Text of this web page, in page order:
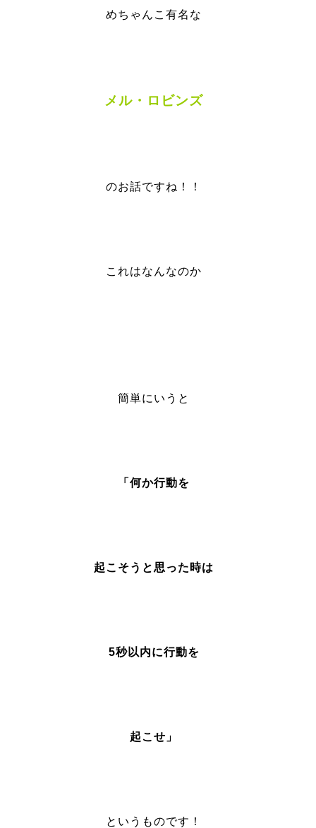
めちゃんこ有名な
メル・ロビンズ
のお話ですね！！
これはなんなのか
簡単にいうと
「何か行動を
起こそうと思った時は
5秒以内に行動を
起こせ」
というものです！